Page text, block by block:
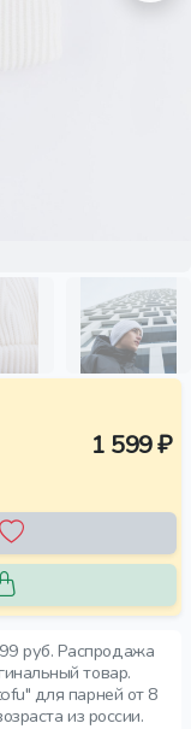
руб. Распродажа
товар.
для парней от 8
из россии.
1 599 ₽